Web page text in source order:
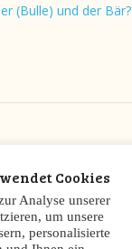
(Bulle) und der Bär?
Cookies
Analyse unserer
um unsere
personalisierte